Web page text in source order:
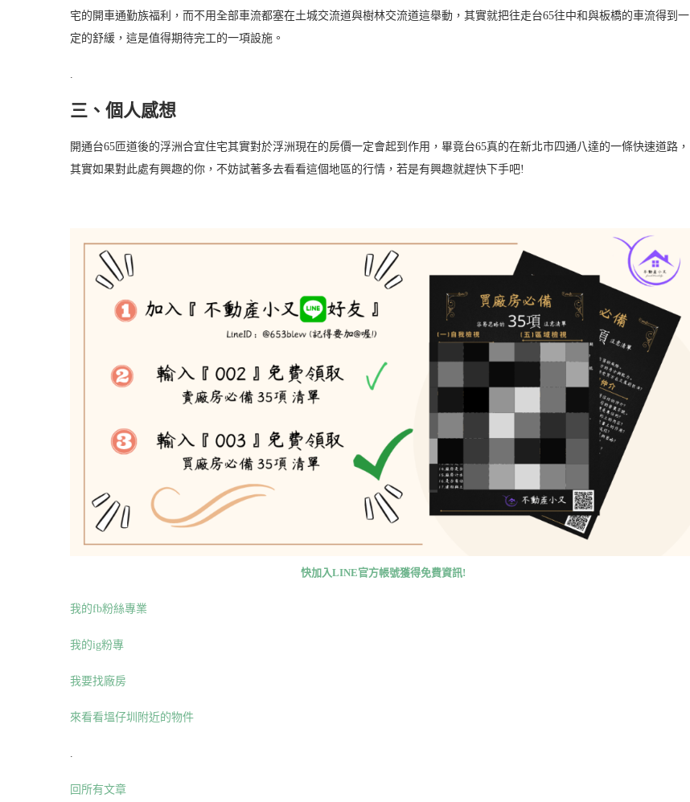
宅的開車通勤族福利，而不用全部車流都塞在土城交流道與樹林交流道這舉動，其實就把往走台65往中和與板橋的車流得到一
定的舒緩，這是值得期待完工的一項設施。
三、個人感想
開通台65匝道後的浮洲合宜住宅其實對於浮洲現在的房價一定會起到作用，畢竟台65真的在新北市四通八達的一條快速道路，
其實如果對此處有興趣的你，不妨試著多去看看這個地區的行情，若是有興趣就趕快下手吧!
快加入LINE官方帳號獲得免費資訊!
我的fb粉絲專業
我的ig粉專
我要找廠房
來看看塭仔圳附近的物件
回所有文章